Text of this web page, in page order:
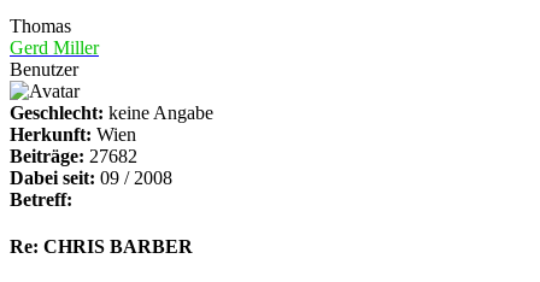
Thomas
Gerd Miller
Benutzer
Geschlecht: keine Angabe
Herkunft: Wien
Beiträge: 27682
Dabei seit: 09 / 2008
Betreff:
Re: CHRIS BARBER